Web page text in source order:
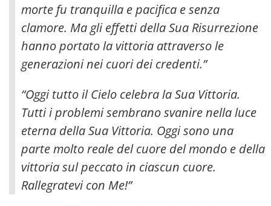
morte fu tranquilla e pacifica e senza
clamore. Ma gli effetti della Sua Risurrezione
hanno portato la vittoria attraverso le
generazioni nei cuori dei credenti.”
“Oggi tutto il Cielo celebra la Sua Vittoria.
Tutti i problemi sembrano svanire nella luce
eterna della Sua Vittoria. Oggi sono una
parte molto reale del cuore del mondo e della
vittoria sul peccato in ciascun cuore.
Rallegratevi con Me!”